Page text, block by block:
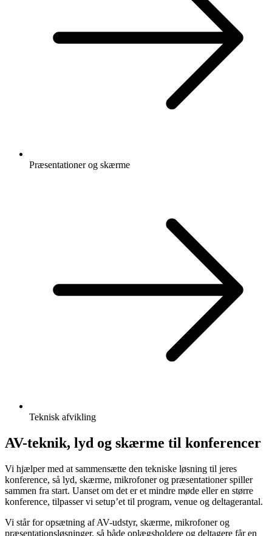
Præsentationer og skærme
Teknisk afvikling
AV-teknik, lyd og skærme til konferencer
Vi hjælper med at sammensætte den tekniske løsning til jeres
konference, så lyd, skærme, mikrofoner og præsentationer spiller
sammen fra start. Uanset om det er et mindre møde eller en større
konference, tilpasser vi setup’et til program, venue og deltagerantal.
Vi står for opsætning af AV-udstyr, skærme, mikrofoner og
præsentationsløsninger, så både oplægsholdere og deltagere får en